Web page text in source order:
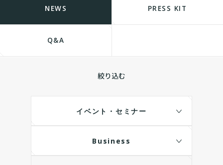
NEWS PRESS KIT
Q&A
絞り込む
イベント・セミナー
Business